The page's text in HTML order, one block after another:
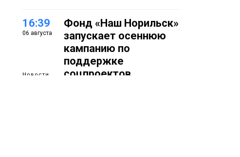
16:39
06 августа
Новости
Фонд «Наш Норильск»
запускает осеннюю
кампанию по
поддержке
соцпроектов